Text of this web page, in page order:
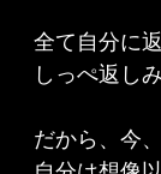
全て自分に
しっぺ返し
だから、今